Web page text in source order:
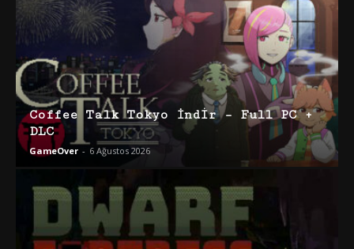
Coffee Talk Tokyo İndir – Full PC +
DLC
GameOver - 6 Ağustos 2026